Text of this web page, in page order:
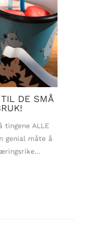
DE SMÅ
ALLE
genial måte å